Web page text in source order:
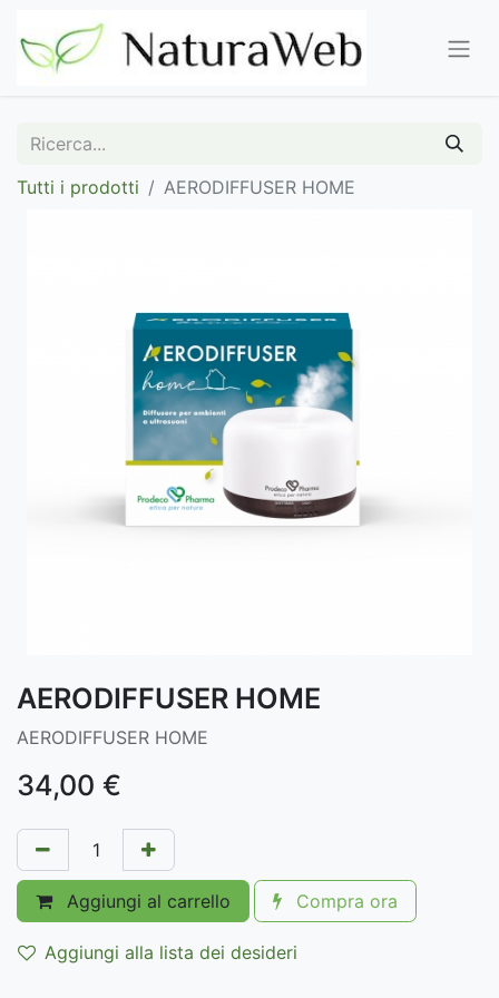
Tutti i prodotti AERODIFFUSER HOME
AERODIFFUSER HOME
AERODIFFUSER HOME
34,00 €
Aggiungi al carrello Compra ora
Aggiungi alla lista dei desideri